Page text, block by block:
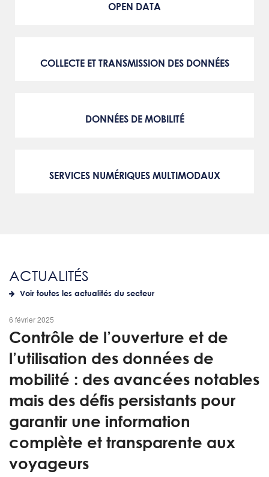
OPEN DATA
COLLECTE ET TRANSMISSION DES DONNÉES
DONNÉES DE MOBILITÉ
SERVICES NUMÉRIQUES MULTIMODAUX
ACTUALITÉS
Voir toutes les actualités du secteur
6 février 2025
Contrôle de l’ouverture et de
l’utilisation des données de
mobilité : des avancées notables
mais des défis persistants pour
garantir une information
complète et transparente aux
voyageurs